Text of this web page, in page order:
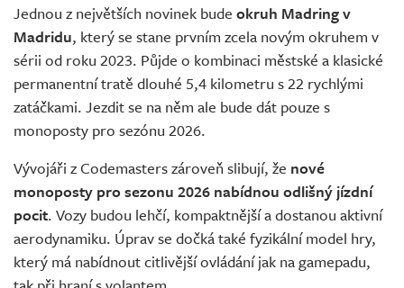
Jednou z největších novinek bude okruh Madring v
Madridu, který se stane prvním zcela novým okruhem v
sérii od roku 2023. Půjde o kombinaci městské a klasické
permanentní tratě dlouhé 5,4 kilometru s 22 rychlými
zatáčkami. Jezdit se na něm ale bude dát pouze s
monoposty pro sezónu 2026.
Vývojáři z Codemasters zároveň slibují, že nové
monoposty pro sezonu 2026 nabídnou odlišný jízdní
pocit. Vozy budou lehčí, kompaktnější a dostanou aktivní
aerodynamiku. Úprav se dočká také fyzikální model hry,
který má nabídnout citlivější ovládání jak na gamepadu,